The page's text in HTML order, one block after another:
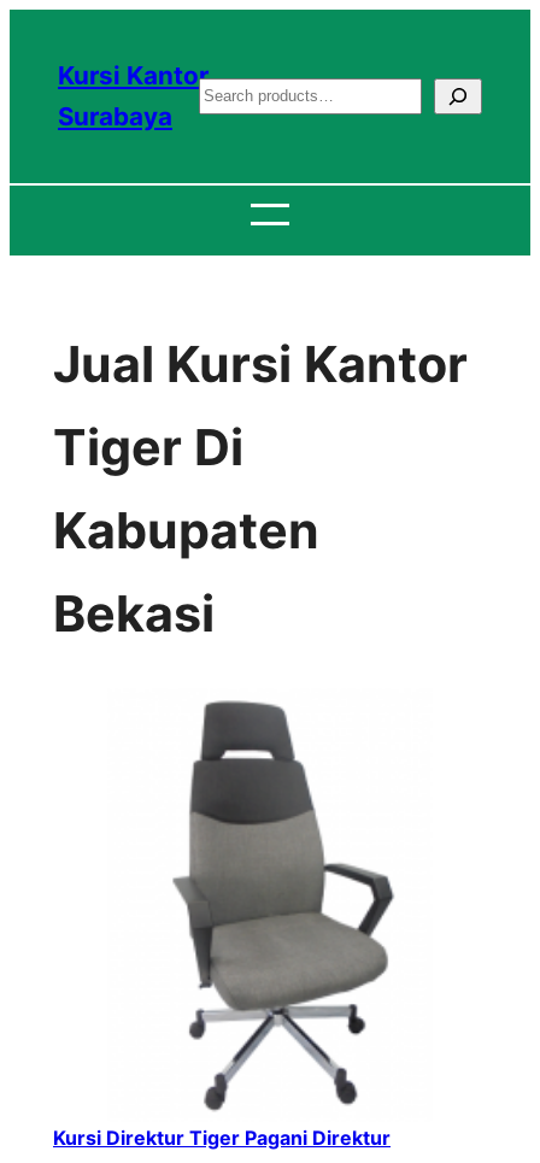
konten
Kursi Kantor
Surabaya
S
a
c
Jual Kursi Kantor
Tiger Di
Kabupaten
Bekasi
Kursi Direktur Tiger Pagani Direktur